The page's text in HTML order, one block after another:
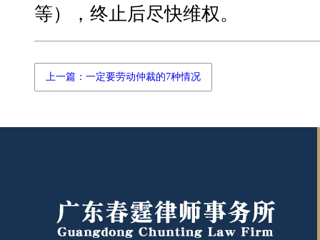
等），终止后尽快维权。
上一篇：一定要劳动仲裁的7种情况